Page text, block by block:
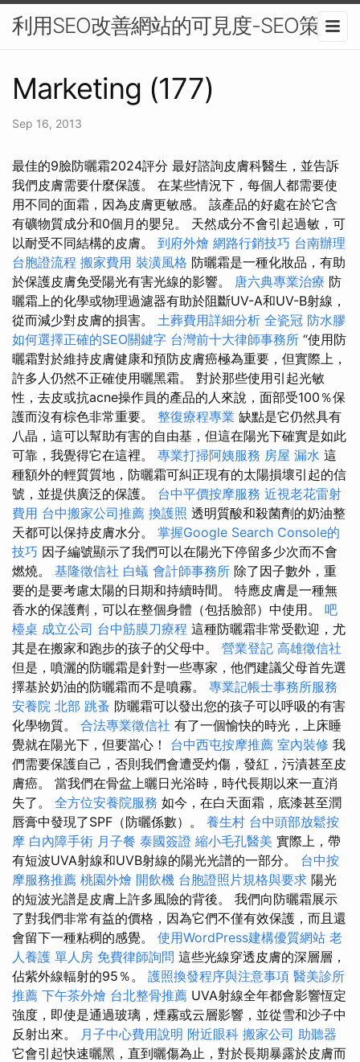
利用SEO改善網站的可見度-SEO策略
Marketing (177)
Sep 16, 2013
最佳的9臉防曬霜2024評分 最好諮詢皮膚科醫生，並告訴
我們皮膚需要什麼保護。 在某些情況下，每個人都需要使
用不同的面霜，因為皮膚更敏感。 該產品的好處在於它含
有礦物質成分和0個月的嬰兒。 天然成分不會引起過敏，可
以耐受不同結構的皮膚。 到府外燴 網路行銷技巧 台南辦理
台胞證流程 搬家費用 裝潢風格 防曬霜是一種化妝品，有助
於保護皮膚免受陽光有害光線的影響。 唐六典專業治療 防
曬霜上的化學或物理過濾器有助於阻斷​​UV-A和UV-B射線，
從而減少對皮膚的損害。 土葬費用詳細分析 全瓷冠 防水膠
如何選擇正確的SEO關鍵字 台灣前十大律師事務所 “使用防
曬霜對於維持皮膚健康和預防皮膚癌極為重要，但實際上，
許多人仍然不正確使用曬黑霜。 對於那些使用引起光敏
性，去皮或抗acne操作員的產品的人來說，面部受100％保
護而沒有棕色非常重要。 整復療程專業 缺點是它仍然具有
八晶，這可以幫助有害的自由基，但這在陽光下確實是如此
可靠，我覺得它在這裡。 專業打掃阿姨服務 房屋 漏水 這
種額外的輕質質地，防曬霜可糾正現有的太陽損壞引起的信
號，並提供廣泛的保護。 台中平價按摩服務 近視老花雷射
費用 台中搬家公司推薦 換護照 透明質酸和殺菌劑的奶油整
天都可以保持皮膚水分。 掌握Google Search Console的
技巧 因子編號顯示了我們可以在陽光下停留多少次而不會
燃燒。 基隆徵信社 白蟻 會計師事務所 除了因子數外，重
要的是要考慮太陽的日期和持續時間。 特應皮膚是一種無
香水的保護劑，可以在整個身體（包括臉部）中使用。 吧
檯桌 成立公司 台中筋膜刀療程 這種防曬霜非常受歡迎，尤
其是在搬家和跑步的孩子的父母中。 營業登記 高雄徵信社
但是，噴灑的防曬霜是針對一些專家，他們建議父母首先選
擇基於奶油的防曬霜而不是噴霧。 專業記帳士事務所服務
安養院 北部 跳蚤 防曬霜可以發出您的孩子可以呼吸的有害
化學物質。 合法專業徵信社 有了一個愉快的時光，上床睡
覺就在陽光下，但要當心！ 台中西屯按摩推薦 室內裝修 我
們需要保護自己，否則我們會遭受灼傷，發紅，污漬甚至皮
膚癌。 當我們在骨盆上曬日光浴時，時代長期以來一直消
失了。 全方位安養院服務 如今，在白天面霜，底漆甚至潤
唇膏中發現了SPF（防曬係數）。 養生村 台中頭部放鬆按
摩 白內障手術 月子餐 泰國簽證 縮小毛孔醫美 實際上，帶
有短波UVA射線和UVB射線的陽光光譜的一部分。 台中按
摩服務推薦 桃園外燴 開飲機 台胞證照片規格與要求 陽光
的短波光譜是皮膚上許多風險的背後。 我們向防曬霜展示
了對我們非常有益的價格，因為它們不僅有效保護，而且還
會留下一種粘稠的感覺。 使用WordPress建構優質網站 老
人養護 單人房 免費律師詢問 這些光線穿透皮膚的深層層，
佔紫外線輻射的95％。 護照換發程序與注意事項 醫美診所
推薦 下午茶外燴 台北整骨推薦 UVA射線全年都會影響恆定
強度，即使是通過玻璃，煙霧或云層影響，並從雪和沙子中
反射出來。
月子中心費用說明 附近眼科 搬家公司 助聽器
它會引起快速曬黑，直到曬傷為止，對於長期暴露於皮膚而